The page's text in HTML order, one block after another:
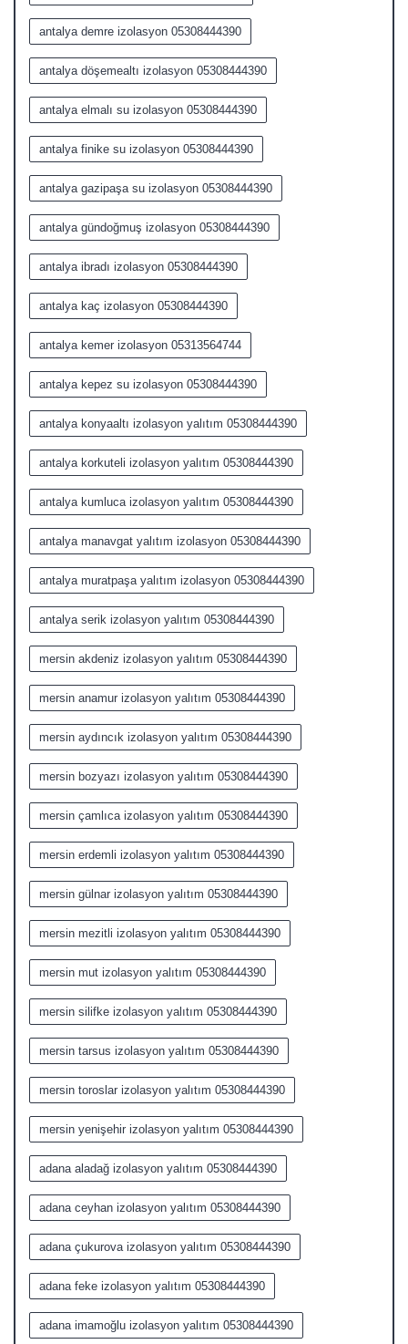
antalya demre izolasyon 05308444390
antalya döşemealtı izolasyon 05308444390
antalya elmalı su izolasyon 05308444390
antalya finike su izolasyon 05308444390
antalya gazipaşa su izolasyon 05308444390
antalya gündoğmuş izolasyon 05308444390
antalya ibradı izolasyon 05308444390
antalya kaç izolasyon 05308444390
antalya kemer izolasyon 05313564744
antalya kepez su izolasyon 05308444390
antalya konyaaltı izolasyon yalıtım 05308444390
antalya korkuteli izolasyon yalıtım 05308444390
antalya kumluca izolasyon yalıtım 05308444390
antalya manavgat yalıtım izolasyon 05308444390
antalya muratpaşa yalıtım izolasyon 05308444390
antalya serik izolasyon yalıtım 05308444390
mersin akdeniz izolasyon yalıtım 05308444390
mersin anamur izolasyon yalıtım 05308444390
mersin aydıncık izolasyon yalıtım 05308444390
mersin bozyazı izolasyon yalıtım 05308444390
mersin çamlıca izolasyon yalıtım 05308444390
mersin erdemli izolasyon yalıtım 05308444390
mersin gülnar izolasyon yalıtım 05308444390
mersin mezitli izolasyon yalıtım 05308444390
mersin mut izolasyon yalıtım 05308444390
mersin silifke izolasyon yalıtım 05308444390
mersin tarsus izolasyon yalıtım 05308444390
mersin toroslar izolasyon yalıtım 05308444390
mersin yenişehir izolasyon yalıtım 05308444390
adana aladağ izolasyon yalıtım 05308444390
adana ceyhan izolasyon yalıtım 05308444390
adana çukurova izolasyon yalıtım 05308444390
adana feke izolasyon yalıtım 05308444390
adana imamoğlu izolasyon yalıtım 05308444390